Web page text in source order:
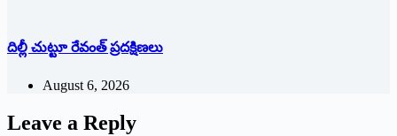
దిల్లీ చుట్టూ రేవంత్ ప్ర‌ద‌క్షిణ‌లు
August 6, 2026
Leave a Reply